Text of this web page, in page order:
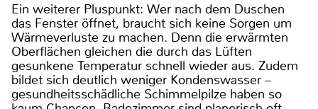
Ein weiterer Pluspunkt: Wer nach dem Duschen
das Fenster öffnet, braucht sich keine Sorgen um
Wärmeverluste zu machen. Denn die erwärmten
Oberflächen gleichen die durch das Lüften
gesunkene Temperatur schnell wieder aus. Zudem
bildet sich deutlich weniger Kondenswasser –
gesundheitsschädliche Schimmelpilze haben so